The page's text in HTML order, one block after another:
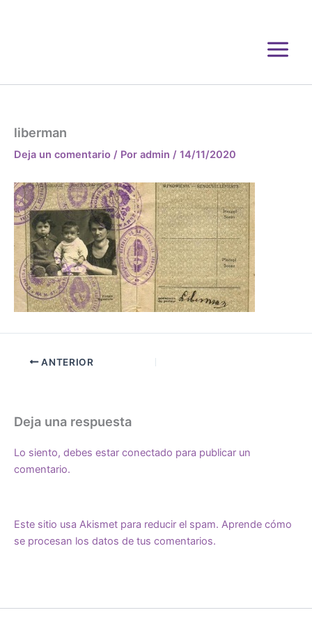
liberman
Deja un comentario / Por admin / 14/11/2020
ANTERIOR
Deja una respuesta
Lo siento, debes estar conectado para publicar un
comentario.
Este sitio usa Akismet para reducir el spam. Aprende cómo
se procesan los datos de tus comentarios.